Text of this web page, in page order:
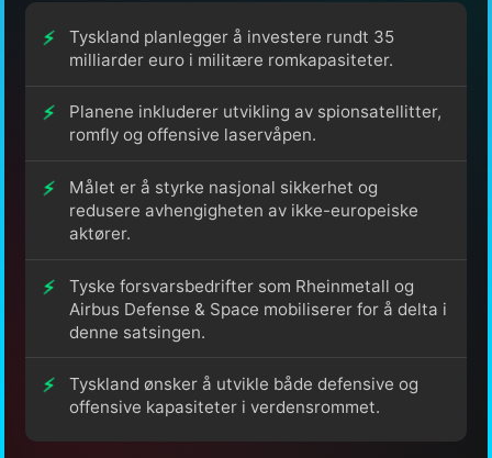
Tyskland planlegger å investere rundt 35
milliarder euro i militære romkapasiteter.
Planene inkluderer utvikling av spionsatellitter,
romfly og offensive laservåpen.
Målet er å styrke nasjonal sikkerhet og
redusere avhengigheten av ikke-europeiske
aktører.
Tyske forsvarsbedrifter som Rheinmetall og
Airbus Defense & Space mobiliserer for å delta i
denne satsingen.
Tyskland ønsker å utvikle både defensive og
offensive kapasiteter i verdensrommet.